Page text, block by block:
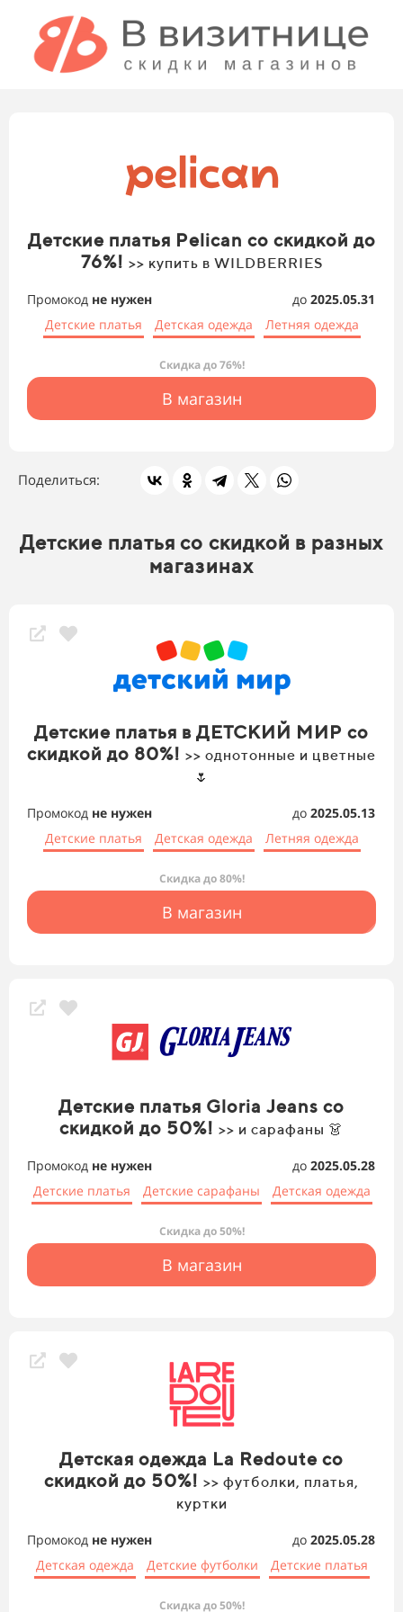
Детские платья Pelican со скидкой до
76%! >> купить в WILDBERRIES
Промокод не нужен до 2025.05.31
Детские платья
Детская одежда Летняя одежда
Скидка до 76%!
В магазин
Поделиться:
Детские платья со скидкой в разных
магазинах
Детские платья в ДЕТСКИЙ МИР со
скидкой до 80%! >> однотонные и цветные
🌷
Промокод не нужен до 2025.05.13
Детские платья
Детская одежда Летняя одежда
Скидка до 80%!
В магазин
Детские платья Gloria Jeans со
скидкой до 50%! >> и сарафаны 👗
Промокод не нужен до 2025.05.28
Детские платья
Детские сарафаны Детская одежда
Скидка до 50%!
В магазин
Детская одежда La Redoute со
скидкой до 50%! >> футболки, платья,
куртки
Промокод не нужен до 2025.05.28
Детская одежда
Детские футболки Детские платья
Скидка до 50%!